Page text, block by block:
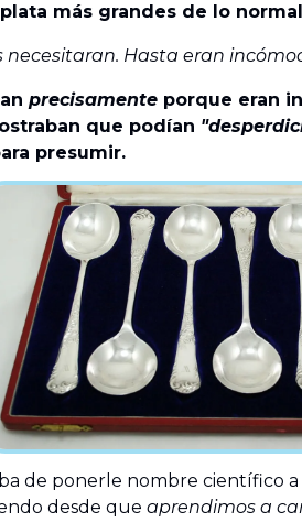
más grandes de lo
necesitaran. Hasta eran
precisamente porque eran
que podían
presumir.
de ponerle nombre científico
desde que aprendimos a